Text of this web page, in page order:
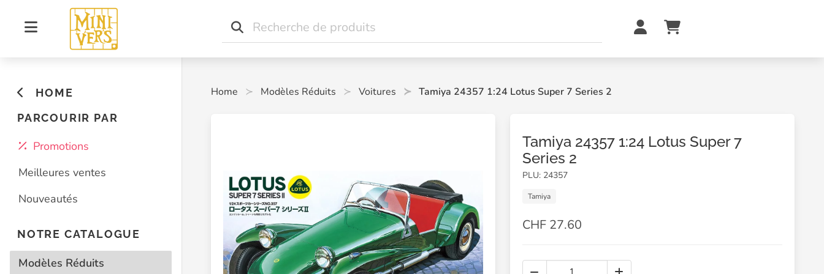
HOME
PARCOURIR PAR
Promotions
Meilleures ventes
Nouveautés
NOTRE CATALOGUE
Modèles Réduits
Home Modèles Réduits Voitures Tamiya 24357 1:24 Lotus Super 7 Series 2
Tamiya 24357 1:24 Lotus Super 7
Series 2
PLU: 24357
Tamiya
CHF 27.60